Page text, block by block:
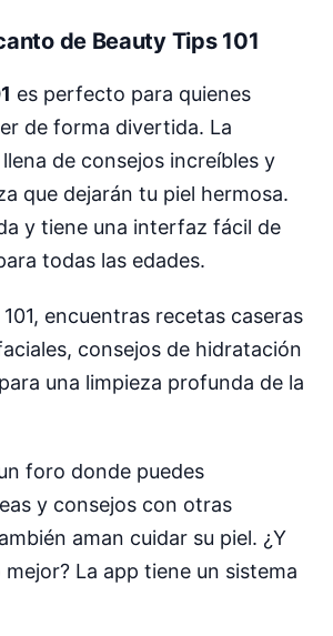
de Beauty Tips 101
es perfecto para quienes
de forma divertida. La
de consejos increíbles y
que dejarán tu piel hermosa.
y tiene una interfaz fácil de
todas las edades.
encuentras recetas caseras
consejos de hidratación
una limpieza profunda de la
foro donde puedes
y consejos con otras
aman cuidar su piel. ¿Y
mejor? La app tiene un sistema